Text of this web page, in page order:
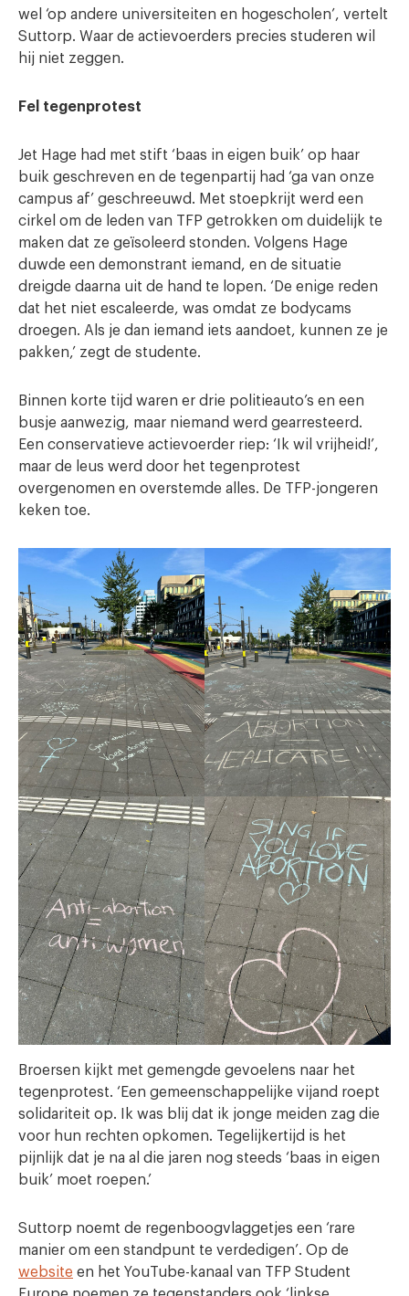
wel ‘op andere universiteiten en hogescholen’, vertelt
Suttorp. Waar de actievoerders precies studeren wil
hij niet zeggen.
Fel tegenprotest
Jet Hage had met stift ‘baas in eigen buik’ op haar
buik geschreven en de tegenpartij had ‘ga van onze
campus af’ geschreeuwd. Met stoepkrijt werd een
cirkel om de leden van TFP getrokken om duidelijk te
maken dat ze geïsoleerd stonden. Volgens Hage
duwde een demonstrant iemand, en de situatie
dreigde daarna uit de hand te lopen. ‘De enige reden
dat het niet escaleerde, was omdat ze bodycams
droegen. Als je dan iemand iets aandoet, kunnen ze je
pakken,’ zegt de studente.
Binnen korte tijd waren er drie politieauto’s en een
busje aanwezig, maar niemand werd gearresteerd.
Een conservatieve actievoerder riep: ‘Ik wil vrijheid!’,
maar de leus werd door het tegenprotest
overgenomen en overstemde alles. De TFP-jongeren
keken toe.
Broersen kijkt met gemengde gevoelens naar het
tegenprotest. ‘Een gemeenschappelijke vijand roept
solidariteit op. Ik was blij dat ik jonge meiden zag die
voor hun rechten opkomen. Tegelijkertijd is het
pijnlijk dat je na al die jaren nog steeds ‘baas in eigen
buik’ moet roepen.’
Suttorp noemt de regenboogvlaggetjes een ‘rare
manier om een standpunt te verdedigen’. Op de
website en het YouTube-kanaal van TFP Student